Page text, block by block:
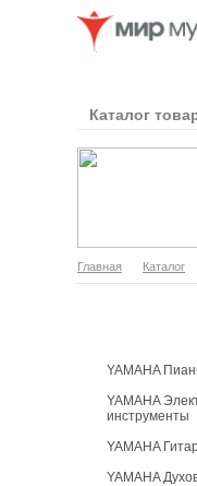
Каталог
Главная Каталог
YAMAHA
YAMAHA
инструменты
YAMAHA
YAMAHA